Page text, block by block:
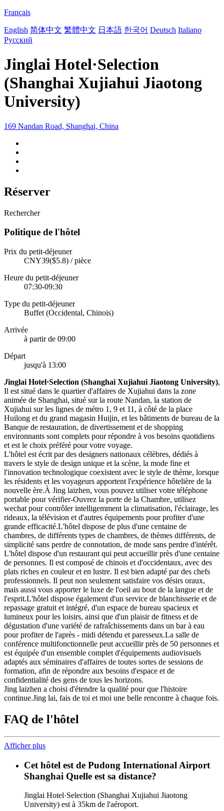
Français
English 简体中文 繁體中文 日本語 한국어 Deutsch Italiano
Русский
Jinglai Hotel·Selection
(Shanghai Xujiahui Jiaotong
University)
169 Nandan Road, Shanghai, China
Réserver
Rechercher
Politique de l'hôtel
Prix du petit-déjeuner
CNY39($5.8) / pièce
Heure du petit-déjeuner
07:30-09:30
Type du petit-déjeuner
Buffet (Occidental, Chinois)
Arrivée
à partir de 09:00
Départ
jusqu'à 13:00
Jinglai Hotel·Selection (Shanghai Xujiahui Jiaotong University),
Il est situé dans le quartier d'affaires de Xujiahui dans la zone
animée de Shanghai, situé sur la route Nandan, la station de
Xujiahui sur les lignes de métro 1, 9 et 11, à côté de la place
Huilong et du grand magasin Huijin, et les bâtiments de bureau de la
Banque de restauration, de divertissement et de shopping
environnants sont complets pour répondre à vos besoins quotidiens
et est le choix préféré pour votre voyage.
L'hôtel est écrit par des designers nationaux célèbres, dédiés à
travers le style de design unique et la scène, la mode fine et
l'innovation technologique coexistent avec le style de thème, lorsque
les résidents et les voyageurs apportent l'expérience hôtelière de la
nouvelle ère.À Jing laizhen, vous pouvez utiliser votre téléphone
portable pour vérifier-Ouvrez la porte de la Chambre, utilisez
wechat pour contrôler intelligemment la climatisation, l'éclairage, les
rideaux, la télévision et d'autres équipements pour profiter d'une
grande efficacité.L'hôtel dispose de plus d'une centaine de
chambres, de différents types de chambres, de thèmes différents, de
simplicité sans perdre de connotation, de mode sans perdre d'intérêt.
L'hôtel dispose d'un restaurant qui peut accueillir près d'une centaine
de personnes. Il est composé de chinois et d'occidentaux, avec des
plats riches en couleur et en lustre. Il est bien adapté par des chefs
professionnels. Il peut non seulement satisfaire vos désirs oraux,
mais aussi vous apporter le luxe de l'oeil au bout de la langue et de
l'esprit.L'hôtel dispose également d'un service de blanchisserie et de
repassage gratuit et intégré, d'un espace de bureau spacieux et
lumineux pour les loisirs, ainsi que d'un plaisir de fitness et de
dégustation d'une variété de rafraîchissements dans un bar à eau
pour profiter de l'après - midi détendu et paresseux.La salle de
conférence multifonctionnelle peut accueillir près de 50 personnes et
est équipée d'un ensemble complet d'équipements audiovisuels
adaptés aux séminaires d'affaires de toutes sortes de sessions de
formation, afin de répondre aux besoins d'espace et de
confidentialité des gens de tous les horizons.
Jing laizhen a choisi d'étendre la qualité pour que l'histoire
continue.Jing lai, fais de toi et moi une belle rencontre à chaque fois.
FAQ de l'hôtel
Afficher plus
Cet hôtel est de Pudong International Airport
Shanghai Quelle est sa distance?
Jinglai Hotel·Selection (Shanghai Xujiahui Jiaotong
University) est à 35km de l'aéroport.